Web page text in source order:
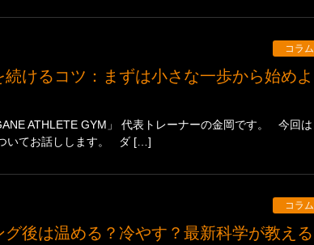
コラム
ATHLETE GYM」 代表トレーナーの金岡です。 今回は
いてお話しします。 ダ […]
コラム